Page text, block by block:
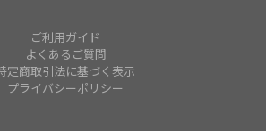
ご利用ガイド
よくあるご質問
定商取引法に基づく表示
プライバシーポリシー